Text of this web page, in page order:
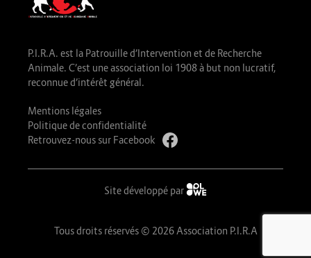
P.I.R.A. est la Patrouille d’Intervention et de Recherche
Animale. C’est une association loi 1908 à but non lucratif,
reconnue d’intérêt général.
Mentions légales
Politique de confidentialité
Retrouvez-nous sur Facebook
Site développé par
Tous droits réservés © 2026 Association P.I.R.A